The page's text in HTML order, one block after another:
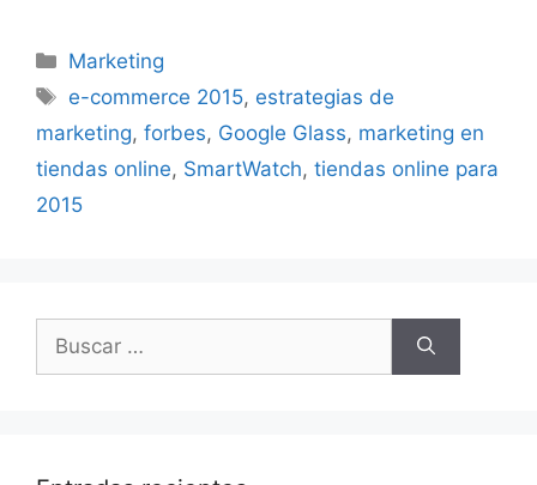
Categorías
Marketing
Etiquetas
e-commerce 2015, estrategias de
marketing, forbes, Google Glass, marketing en
tiendas online, SmartWatch, tiendas online para
2015